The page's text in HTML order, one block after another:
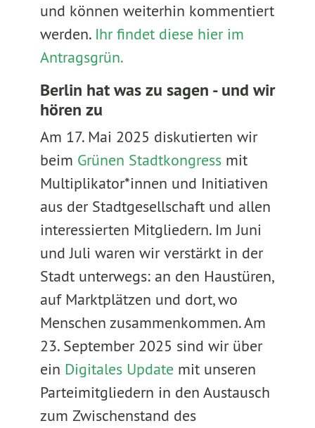
und können weiterhin kommentiert
werden. Ihr findet diese hier im
Antragsgrün.
Berlin hat was zu sagen - und wir
hören zu
Am 17. Mai 2025 diskutierten wir
beim Grünen Stadtkongressmit
Multiplikator*innen und Initiativen
aus der Stadtgesellschaft und allen
interessierten Mitgliedern. Im Juni
und Juli waren wir verstärkt in der
Stadt unterwegs: an den Haustüren,
auf Marktplätzen und dort, wo
Menschen zusammenkommen. Am
23. September 2025 sind wir über
ein Digitales Update mit unseren
Parteimitgliedern in den Austausch
zum Zwischenstand des